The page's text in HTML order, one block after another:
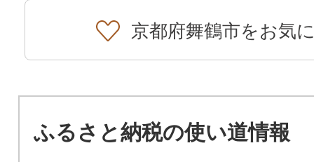
京都府舞鶴市をお気
ふるさと納税の使い道情報